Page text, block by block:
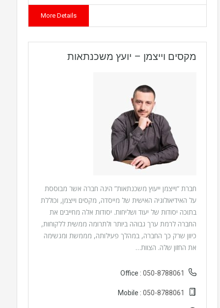
More Details
מקסים וייצמן – יועץ משכנתאות
חברת “וייצמן ייעוץ משכנתאות” הינה חברה אשר מבוססת
על האידיאולוגיה האישית של מייסדה, מקסים וייצמן, וכוללת
בתוכה יסודות של יעוד ושליחות. יסודות אלה מחייבים את
החברה לרמת ערך גבוהה ביותר ולתרומה ממשית ללקוחות,
כיוון שרק כך החברה, במהלך פעילותה, מממשת ומגשימה
את החזון שלה. הצוות…
050-8788061
050-8788061